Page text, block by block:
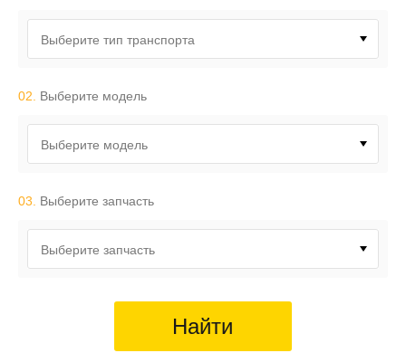
Выберите тип транспорта
02. Выберите модель
Выберите модель
03. Выберите запчасть
Выберите запчасть
Найти